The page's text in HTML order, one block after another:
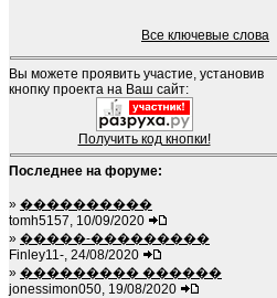
Все ключевые слова
Вы можете проявить участие, установив
кнопку проекта на Ваш сайт:
Получить код кнопки!
Последнее на форуме:
» ����������
tomh5157, 10/09/2020
» �����-���������
Finley11-, 24/08/2020
» ��������� ������
jonessimon050, 19/08/2020